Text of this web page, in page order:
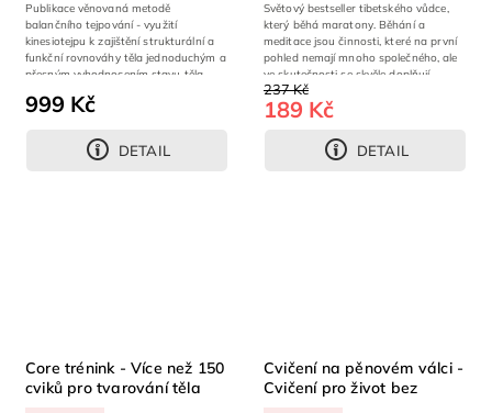
999 Kč
DETAIL
Publikace věnovaná metodě
balančního tejpování - využití
kinesiotejpu k zajištění strukturální a
funkční rovnováhy těla jednoduchým a
přesným vyhodnocením stavu těla.
237 Kč
189 Kč
DETAIL
Světový bestseller tibetského vůdce,
který běhá maratony. Běhání a
meditace jsou činnosti, které na první
pohled nemají mnoho společného, ale
ve skutečnosti se skvěle doplňují,...
Core trénink - Více než 150
cviků pro tvarování těla
Cvičení na pěnovém válci -
Cvičení pro život bez